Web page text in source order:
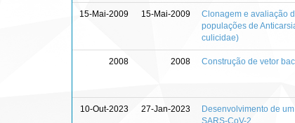
15-Mai-2009 15-Mai-2009
Clonagem e avaliação
populações de
culicidae)
2008 2008 Construção de vetor
10-Out-2023 27-Jan-2023
Desenvolvimento de
SARS-CoV-2